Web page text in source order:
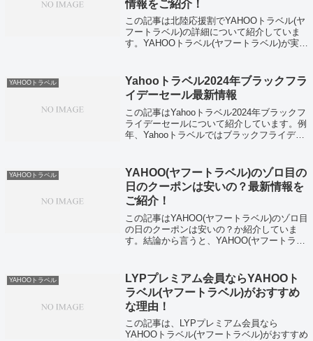
情報をご紹介！
この記事は北陸応援割でYAHOOトラベル(ヤ
フートラベル)の詳細について紹介していま
す。YAHOOトラベル(ヤフートラベル)が実施
県、新潟県で北陸応援割が...
YAHOOトラベル
Yahooトラベル2024年ブラックフラ
イデーセール最新情報
この記事はYahooトラベル2024年ブラックフ
ライデーセールについて紹介しています。例
年、Yahooトラベルではブラックフライデー
性が高いです。しかし、心...
YAHOOトラベル
YAHOO(ヤフートラベル)のゾロ目の
日のクーポンは安いの？最新情報を
ご紹介！
この記事はYAHOO(ヤフートラベル)のゾロ目
の日のクーポンは安いの？か紹介していま
す。結論から言うと、YAHOO(ヤフートラベ
ルはゾロ目の日の日以上にお得な...
YAHOOトラベル
LYPプレミアム会員ならYAHOOト
ラベル(ヤフートラベル)がおすすめ
な理由！
この記事は、LYPプレミアム会員なら
YAHOOトラベル(ヤフートラベル)がおすすめ